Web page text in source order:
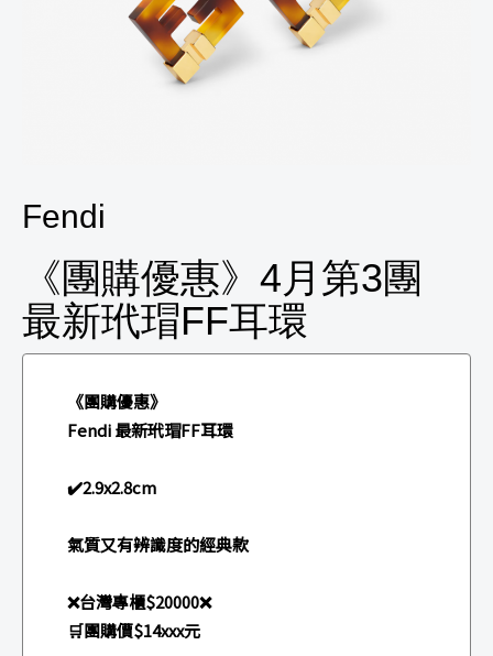
Fendi
《團購優惠》4月第3團
最新玳瑁FF耳環
《團購優惠》
Fendi 最新玳瑁FF耳環
✔️2.9x2.8cm
氣質又有辨識度的經典款
❌台灣專櫃$20000❌
🛒團購價$14xxx元